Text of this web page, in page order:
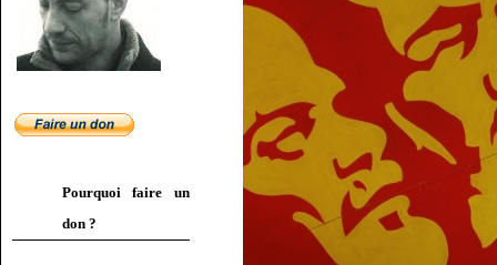
Pourquoi faire un
don ?